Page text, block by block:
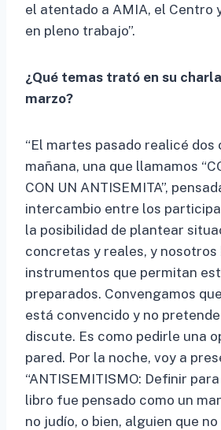
el atentado a AMIA, el Centro
en pleno trabajo”.
¿Qué temas trató en su charla
marzo?
“El martes pasado realicé dos
mañana, una que llamamos
CON UN ANTISEMITA”,
intercambio entre los
la posibilidad de plantear
concretas y reales, y nosotros
instrumentos que permitan
preparados. Convengamos
está convencido y no pretende
discute. Es como pedirle una
pared. Por la noche, voy a
“ANTISEMITISMO: Definir
libro fue pensado como un
no judío, o bien, alguien que